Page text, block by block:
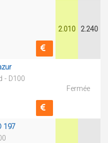
2.010 2.240
- D100
Fermée
197